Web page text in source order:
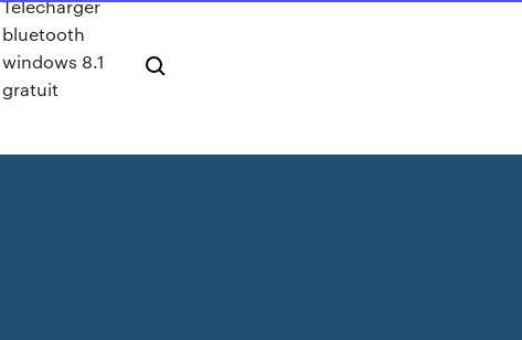
Télécharger
bluetooth
windows 8.1
gratuit